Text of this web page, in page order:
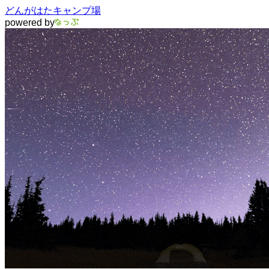
どんがはたキャンプ場
powered by